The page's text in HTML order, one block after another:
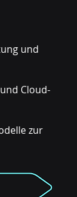
und
Cloud-
zur